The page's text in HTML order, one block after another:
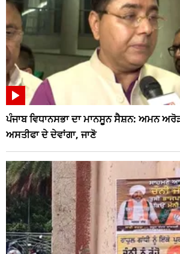
ਪੰਜਾਬ ਵਿਧਾਨਸਭਾ ਦਾ ਮਾਨਸੂਨ ਸੈਸ਼ਨ: ਅਮਨ
ਅਸਤੀਫਾ ਦੇ ਦੇਵਾਂਗਾ, ਜਾਣੋ